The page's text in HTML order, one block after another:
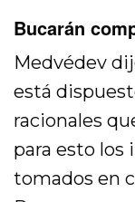
Bucarán
Medvédev
está
racionales
para esto los
tomados en